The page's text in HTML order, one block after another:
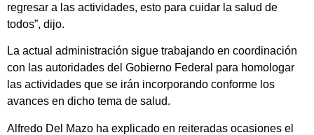
regresar a las actividades, esto para cuidar la salud de
todos”, dijo.
La actual administración sigue trabajando en coordinación
con las autoridades del Gobierno Federal para homologar
las actividades que se irán incorporando conforme los
avances en dicho tema de salud.
Alfredo Del Mazo ha explicado en reiteradas ocasiones el